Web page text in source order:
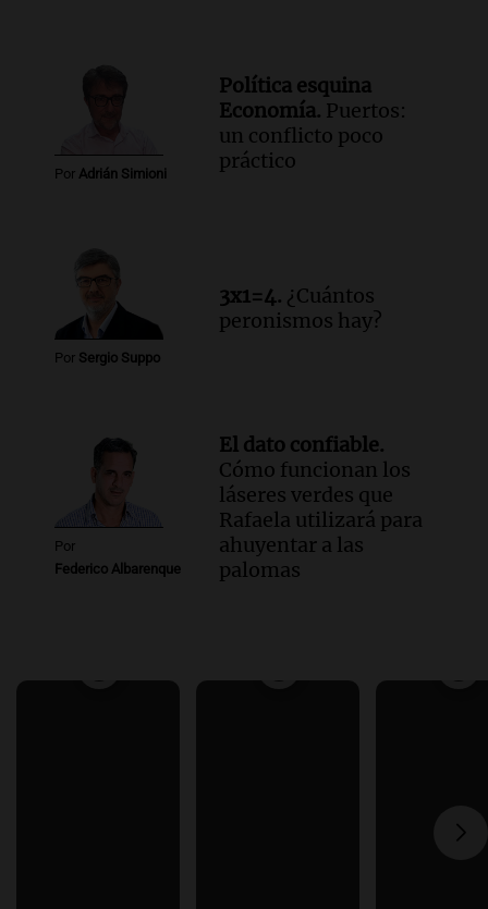
Por Adrián Simioni
Política esquina
Economía. Puertos:
un conflicto poco
práctico
Por Sergio Suppo
3x1=4. ¿Cuántos
peronismos hay?
Por
Federico Albarenque
El dato confiable.
Cómo funcionan los
láseres verdes que
Rafaela utilizará para
ahuyentar a las
palomas